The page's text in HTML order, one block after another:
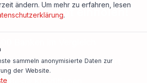
einholen!
Ansprechpartner vor Ort
ändern. Um mehr zu erfahren, lesen
.
sammeln anonymisierte Daten zur
der Website.